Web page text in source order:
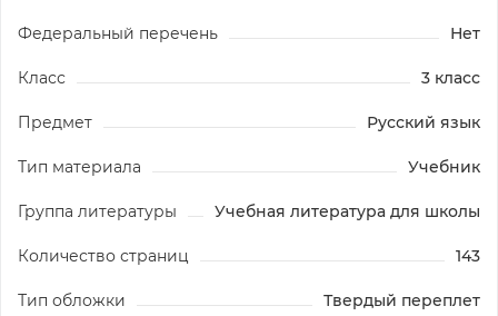
Федеральный перечень Нет
Класс 3 класс
Предмет Русский язык
Тип материала Учебник
Группа литературы Учебная литература для школы
Количество страниц 143
Тип обложки Твердый переплет